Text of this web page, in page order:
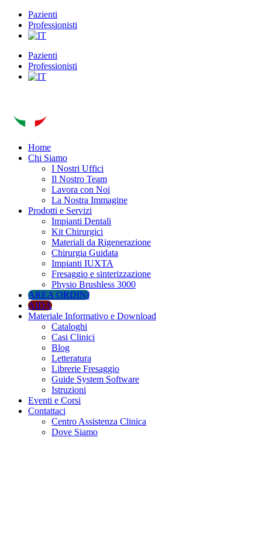
Pazienti
Professionisti
Pazienti
Professionisti
Home
Chi Siamo
I Nostri Uffici
Il Nostro Team
Lavora con Noi
La Nostra Immagine
Prodotti e Servizi
Impianti Dentali
Kit Chirurgici
Materiali da Rigenerazione
Chirurgia Guidata
Impianti IUXTA
Fresaggio e sinterizzazione
Physio Brushless 3000
AREA ORDINI
AIDA
Materiale Informativo e Download
Cataloghi
Casi Clinici
Blog
Letteratura
Librerie Fresaggio
Guide System Software
Istruzioni
Eventi e Corsi
Contattaci
Centro Assistenza Clinica
Dove Siamo